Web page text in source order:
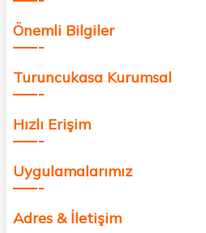
Önemli Bilgiler
Turuncukasa Kurumsal
Hızlı Erişim
Uygulamalarımız
Adres & İletişim